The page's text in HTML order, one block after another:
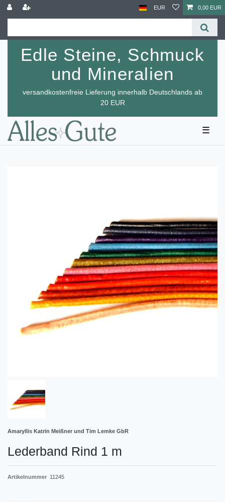
EUR 0,00 EUR
Edle Steine, Schmuck
und Mineralien
versandkostenfreie Lieferung innerhalb Deutschlands ab
20 EUR
☰
Amaryllis Katrin Meißner und Tim Lemke GbR
Lederband Rind 1 m
Artikelnummer 11245